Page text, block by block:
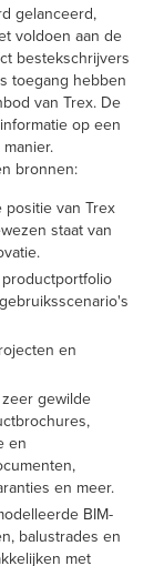
gelanceerd,
voldoen aan de
bestekschrijvers
toegang hebben
van Trex. De
op een
bronnen:
van Trex
staat van
en
gewilde
en
en meer.
BIM-
balustrades en
met